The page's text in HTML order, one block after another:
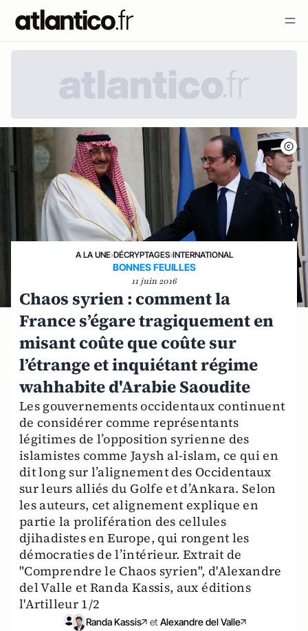
A LA UNE›DÉCRYPTAGES›INTERNATIONAL
BONNES FEUILLES
11 juin 2016
Chaos syrien : comment la
France s’égare tragiquement en
misant coûte que coûte sur
l’étrange et inquiétant régime
wahhabite d'Arabie Saoudite
Les gouvernements occidentaux continuent
de considérer comme représentants
légitimes de l’opposition syrienne des
islamistes comme Jaysh al-islam, ce qui en
dit long sur l’alignement des Occidentaux
sur leurs alliés du Golfe et d’Ankara. Selon
les auteurs, cet alignement explique en
partie la prolifération des cellules
djihadistes en Europe, qui rongent les
démocraties de l’intérieur. Extrait de
"Comprendre le Chaos syrien", d'Alexandre
del Valle et Randa Kassis, aux éditions
l'Artilleur 1/2
Randa Kassis et Alexandre del Valle